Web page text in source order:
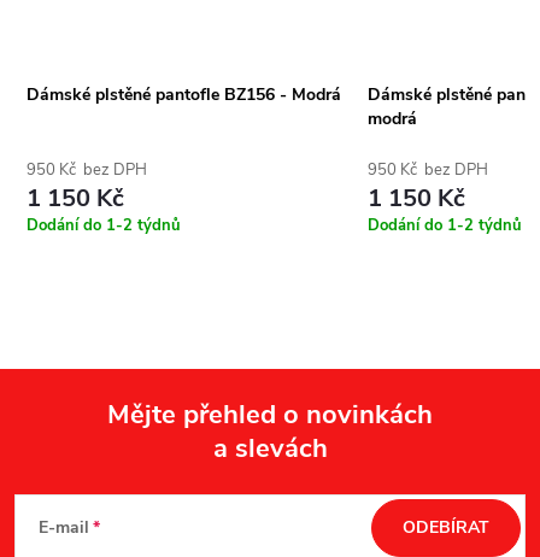
Dámské plstěné pantofle BZ156 - Modrá
950 Kč bez DPH
1 150 Kč
Dodání do 1-2 týdnů
Dámské plstěné
modrá
950 Kč bez DPH
1 150 Kč
Dodání do 1-2 týdnů
Mějte přehled o novinkách
a slevách
E-mail ODEBÍRAT